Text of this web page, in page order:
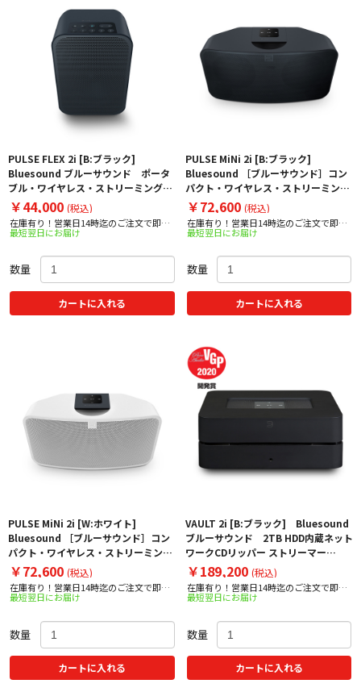
PULSE FLEX 2i [B:ブラック]
Bluesound ブルーサウンド ポータ
ブル・ワイヤレス・ストリーミング・
スピーカー PULSEFLEX2I
￥44,000 (税込)
在庫有り！営業日14時迄のご注文で即日
出荷！
最短翌日にお届け
数量
カートに入れる
PULSE MiNi 2i [B:ブラック]
Bluesound ［ブルーサウンド］コン
パクト・ワイヤレス・ストリーミン
グ・スピーカー PULSEMINI2I
￥72,600 (税込)
在庫有り！営業日14時迄のご注文で即日
出荷！
最短翌日にお届け
数量
カートに入れる
PULSE MiNi 2i [W:ホワイト]
Bluesound ［ブルーサウンド］コン
パクト・ワイヤレス・ストリーミン
グ・スピーカー PULSEMINI2I
￥72,600 (税込)
在庫有り！営業日14時迄のご注文で即日
出荷！
最短翌日にお届け
数量
カートに入れる
VAULT 2i [B:ブラック] Bluesound
ブルーサウンド 2TB HDD内蔵ネット
ワークCDリッパー ストリーマー
VAULT2I
￥189,200 (税込)
在庫有り！営業日14時迄のご注文で即日
出荷！
最短翌日にお届け
数量
カートに入れる